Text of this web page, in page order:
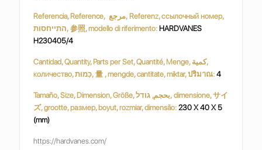
Referencia, Reference, مرجع, Referenz, ссылочный номер,
התייחסות, 参照, modello di riferimento: HARDVANES
H230405/4
Cantidad, Quantity, Parts per Set, Quantité, Menge, كمية,
количество, כַּמוּת, 量 , mengde, cantitate, miktar, ปริมาณ: 4
Tamaño, Size, Dimension, Größe, بحجم, גודל, dimensione, サイ
ズ, grootte, размер, boyut, rozmiar, dimensão:230 X 40 X 5
(mm)
https://hardvanes.com/